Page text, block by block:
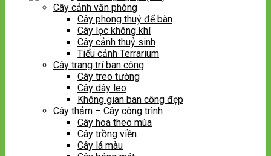
Cây cảnh văn phòng
Cây phong thuỷ để bàn
Cây lọc không khí
Cây cảnh thuỷ sinh
Tiểu cảnh Terrarium
Cây trang trí ban công
Cây treo tường
Cây dây leo
Không gian ban công đẹp
Cây thảm – Cây công trình
Cây hoa theo mùa
Cây trồng viền
Cây lá màu